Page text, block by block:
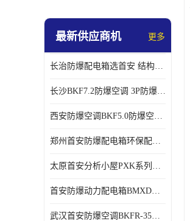
最新供应商机 更多
长治防爆配电箱选首安 结构紧凑、价格合理、资质齐全
长沙BKF7.2防爆空调 3P防爆空调与普通空调有什么区别
西安防爆空调BKF5.0防爆空调技术参数
郑州首安防爆配电箱环保配套用防爆配电箱
太原首安分析小屋PXK系列在线分析小屋厂家
首安防爆动力配电箱BMXD系列防爆配电箱技术参数
武汉首安防爆空调BKFR-35防爆空调生产厂家